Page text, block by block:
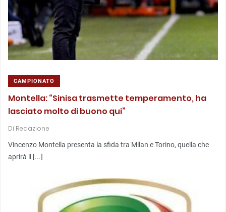
CAMPIONATO
Montella: “Sinisa trasmette temperamento, ha
lasciato molto di buono qui”
Di Redazione
Vincenzo Montella presenta la sfida tra Milan e Torino, quella che
aprirà il [...]